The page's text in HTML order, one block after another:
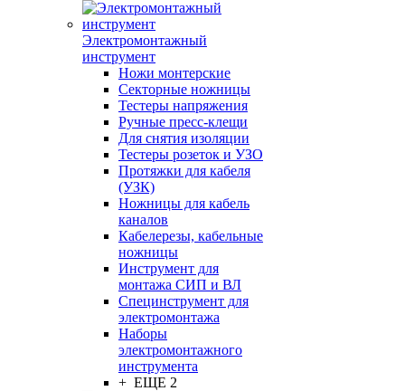
Электромонтажный
инструмент
Ножи монтерские
Секторные ножницы
Тестеры напряжения
Ручные пресс-клещи
Для снятия изоляции
Тестеры розеток и УЗО
Протяжки для кабеля
(УЗК)
Ножницы для кабель
каналов
Кабелерезы, кабельные
ножницы
Инструмент для
монтажа СИП и ВЛ
Специнструмент для
электромонтажа
Наборы
электромонтажного
инструмента
+ ЕЩЕ 2